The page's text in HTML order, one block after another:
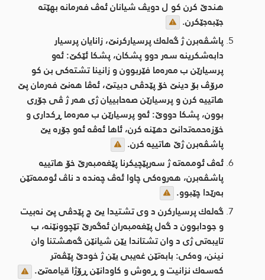
هندێ كرن كو ل دویڤ شیانان ئه‌ڤ فه‌رمانه‌ بهێته‌
جێبه‌جێكرن.
پاشڤه‌برن ژ گه‌له‌ك پرسیاركرنێ، زانایان پرسیار
دابه‌شكرینه‌ سه‌ر دوو پشكان، پشكا ئێكێ: ئه‌و
پرسیارێن ب مه‌ره‌ما فێربوون و زانینا تشته‌كی بن كو
مرۆڤ بۆ دینێ خۆ پێدڤی دبیتێ، ئه‌ڤا هه‌نێ فه‌رمان پێ
هاتییه‌ كرن و پرسیارێن صه‌حابییان ژی هه‌ر ژ ڤی جۆری
بوون، پشكا دووێ: ئه‌و پرسیارێن ب مه‌ره‌ما ڕكداری و
خۆزه‌حمه‌تدانێ دهێنه‌ كرن، ئاها ئه‌ڤه‌ ئه‌و جۆره‌ یێ
پاشڤه‌برن ژێ هاتییه‌ كرن.
ئه‌ڤ ئوممه‌ته‌ ژ سه‌رپێچیكرنا پێغه‌مبه‌رێ خۆ هاتییه‌
پاشڤه‌برن، هه‌روه‌كی چاوا ئه‌ڤ چه‌نده‌ د ناڤ ئوممه‌تێن
به‌رێدا چێبوو.
گه‌له‌ك پرسیاركرن د وی تشتیدا یێ چ پێدڤی پێ نه‌بیت
و جودابوون د گه‌ل پێغه‌مبه‌ران ئه‌گه‌رێ تێچوونێنه‌، ب
تایبه‌تی ژی د وان تشتاندا یێن شیانێن گه‌هشتنا وان
نینن، وه‌كی: بابه‌تێن غه‌یبی یێن ژ خودێ پێڤه‌تر
كه‌سه‌ك نزانیت و ڕه‌وش و كاودانێن ڕۆژا قیامه‌تێ.